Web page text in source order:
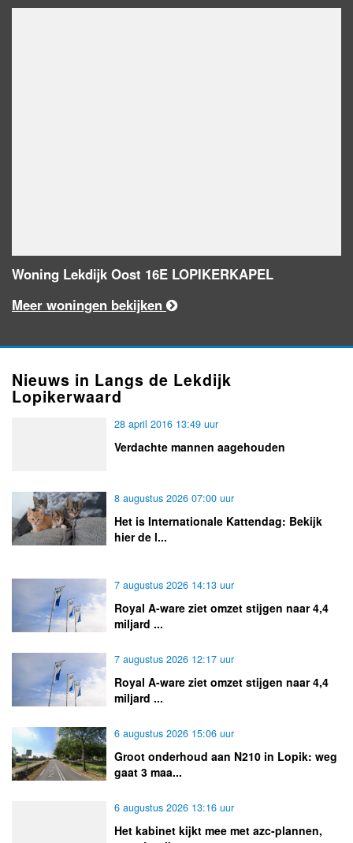
Woning Lekdijk Oost 16E LOPIKERKAPEL
Meer woningen bekijken
Nieuws in Langs de Lekdijk
Lopikerwaard
28 april 2016 13:49 uur
Verdachte mannen aagehouden
8 augustus 2026 07:00 uur
Het is Internationale Kattendag: Bekijk
hier de l...
7 augustus 2026 14:13 uur
Royal A-ware ziet omzet stijgen naar 4,4
miljard ...
7 augustus 2026 12:17 uur
Royal A-ware ziet omzet stijgen naar 4,4
miljard ...
6 augustus 2026 15:06 uur
Groot onderhoud aan N210 in Lopik: weg
gaat 3 maa...
6 augustus 2026 13:16 uur
Het kabinet kijkt mee met azc-plannen,